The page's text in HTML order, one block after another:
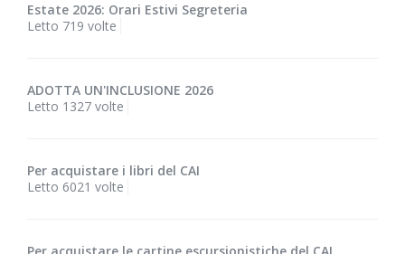
Estate 2026: Orari Estivi Segreteria
Letto 719 volte
ADOTTA UN'INCLUSIONE 2026
Letto 1327 volte
Per acquistare i libri del CAI
Letto 6021 volte